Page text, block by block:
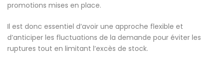
promotions mises en place.
Il est donc essentiel d’avoir une approche flexible et
d’anticiper les fluctuations de la demande pour éviter les
ruptures tout en limitant l’excès de stock.